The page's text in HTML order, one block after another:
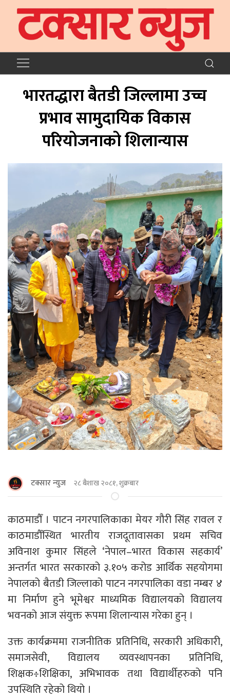
भारतद्धारा बैतडी जिल्लामा उच्च
प्रभाव सामुदायिक विकास
परियोजनाको शिलान्यास
टक्सार न्युज २८ बैशाख २०८१, शुक्रबार
काठमाडौँ । पाटन नगरपालिकाका मेयर गौरी सिंह रावल र
काठमाडौँस्थित भारतीय राजदूतावासका प्रथम सचिव
अविनाश कुमार सिंहले ‘नेपाल–भारत विकास सहकार्य’
अन्तर्गत भारत सरकारको ३.१०५ करोड आर्थिक सहयोगमा
नेपालको बैतडी जिल्लाको पाटन नगरपालिका वडा नम्बर ४
मा निर्माण हुने भूमेश्वर माध्यमिक विद्यालयको विद्यालय
भवनको आज संयुक्त रूपमा शिलान्यास गरेका हुन् ।
उक्त कार्यक्रममा राजनीतिक प्रतिनिधि, सरकारी अधिकारी,
समाजसेवी, विद्यालय व्यवस्थापनका प्रतिनिधि,
शिक्षक÷शिक्षिका, अभिभावक तथा विद्यार्थीहरुको पनि
उपस्थिति रहेको थियो ।